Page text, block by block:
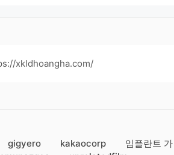
xkldhoangha.com/
gigyero kakaocorp
임플란트 가